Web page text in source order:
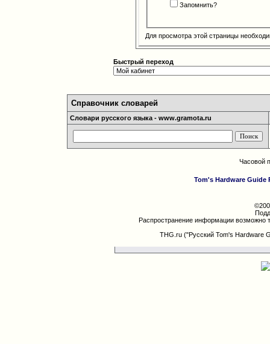
Запомнить?
Для просмотра этой страницы
Быстрый переход
Справочник словарей
Словари русского языка - www.gramota.ru
Часовой
Tom's Hardware Guide
Распространение информации возможно
THG.ru ("Русский Tom's Hardware